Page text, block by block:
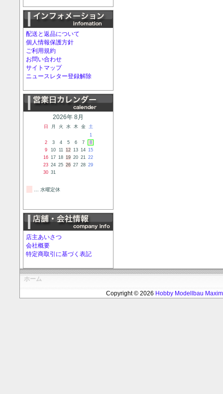
配送と返品について
個人情報保護方針
ご利用規約
お問い合わせ
サイトマップ
ニュースレター登録解除
2026年 8月
日 月 火 水 木 金
土
1
2
3 4 5 6 7
8
9
10 11 12 13 14 15
16 17 18 19 20 21 22
23 24 25 26 27 28 29
30 31
… 水曜定休
店主あいさつ
会社概要
特定商取引に基づく表記
ホーム
Copyright © 2026 Hobby Modellbau